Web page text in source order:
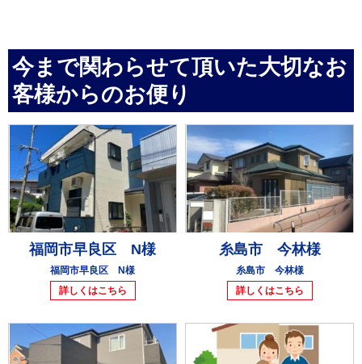
今まで関わらせて頂いた大切なお
客様からのお便り
福岡市早良区 N様
福岡市早良区 N様
詳しくはこちら
糸島市 今林様
糸島市 今林様
詳しくはこちら